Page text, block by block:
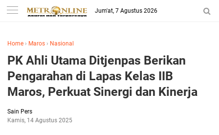
Jum'at, 7 Agustus 2026
Home › Maros › Nasional
PK Ahli Utama Ditjenpas Berikan
Pengarahan di Lapas Kelas IIB
Maros, Perkuat Sinergi dan Kinerja
Sain Pers
Kamis, 14 Agustus 2025